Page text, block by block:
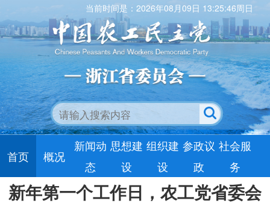
当前时间是：2026年08月09日 13:25:46周日
首页 概况
新闻动
态
思想建
设
组织建
设
参政议
政
社会服
务
新年第一个工作日，农工党省委会